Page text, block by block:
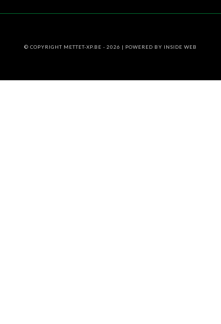
© COPYRIGHT METTET-XP.BE - 2026 | POWERED BY INSIDE WEB